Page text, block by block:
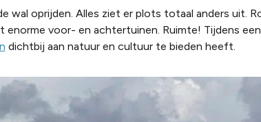
wal oprijden. Alles ziet er plots totaal anders uit.
voor- en achtertuinen. Ruimte! Tijdens
dichtbij aan natuur en cultuur te bieden heeft.